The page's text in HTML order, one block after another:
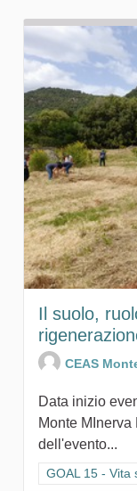
Il suolo,
CEAS
Data inizio
Monte
dell'evento...
Filtra i risultati
GOAL 15 - Vita